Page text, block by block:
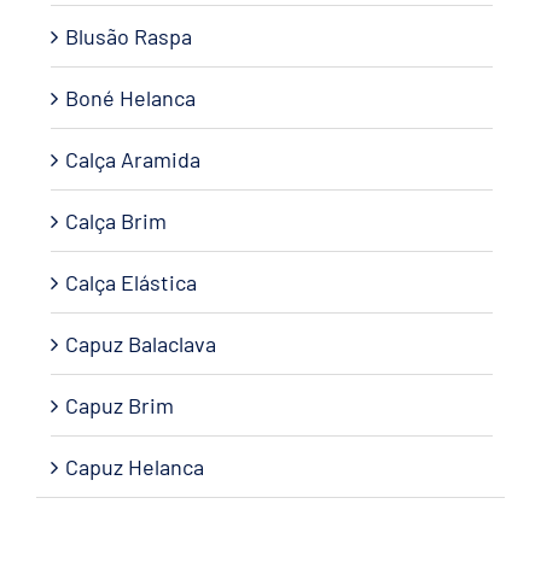
Blusão Raspa
Boné Helanca
Calça Aramida
Calça Brim
Calça Elástica
Capuz Balaclava
Capuz Brim
Capuz Helanca